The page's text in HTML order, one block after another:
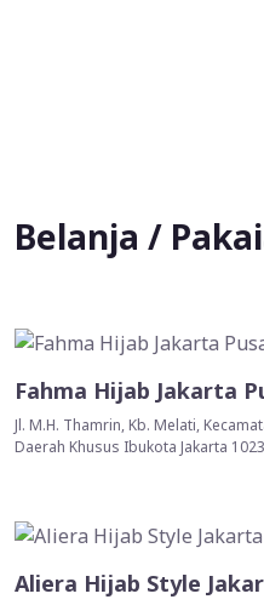
Belanja /
Fahma Hijab Jakarta
Jl. M.H. Thamrin, Kb. Melati,
Daerah Khusus Ibukota Jakarta
Aliera Hijab Style